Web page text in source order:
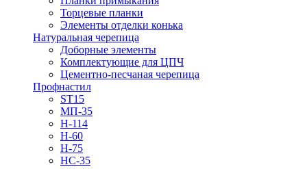
Торцевые планки
Элементы отделки конька
Натуральная черепица
Доборные элементы
Комплектующие для ЦПЧ
Цементно-песчаная черепица
Профнастил
ST15
МП-35
Н-114
Н-60
Н-75
НС-35